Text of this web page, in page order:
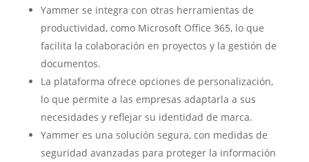
Yammer se integra con otras herramientas de
productividad, como Microsoft Office 365, lo que
facilita la colaboración en proyectos y la gestión de
documentos.
La plataforma ofrece opciones de personalización,
lo que permite a las empresas adaptarla a sus
necesidades y reflejar su identidad de marca.
Yammer es una solución segura, con medidas de
seguridad avanzadas para proteger la información